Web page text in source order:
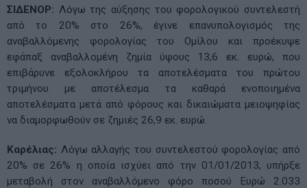
ΣΙΔΕΝΟΡ: Λόγω της αύξησης του φορολογικού συντελεστή
από το 20% στο 26%, έγινε επανυπολογισμός της
αναβαλλόμενης φορολογίας του Ομίλου και προέκυψε
εφάπαξ αναβαλλομένη ζημία ύψους 13,6 εκ. ευρώ, που
επιβάρυνε εξολοκλήρου τα αποτελέσματα του πρώτου
τριμήνου με αποτέλεσμα τα καθαρά ενοποιημένα
αποτελέσματα μετά από φόρους και δικαιώματα μειοψηφίας
να διαμορφωθούν σε ζημιές 26,9 εκ. ευρώ.
Καρέλιας: Λόγω αλλαγής του συντελεστού φορολογίας από
20% σε 26% η οποία ισχύει από την 01/01/2013, υπήρξε
μεταβολή στον αναβαλλόμενο φόρο ποσού Ευρώ 2.033